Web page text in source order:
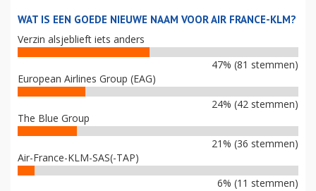
WAT IS EEN GOEDE NIEUWE NAAM VOOR AIR FRANCE-KLM?
Verzin alsjeblieft iets anders
47% (81 stemmen)
European Airlines Group (EAG)
24% (42 stemmen)
The Blue Group
21% (36 stemmen)
Air-France-KLM-SAS(-TAP)
6% (11 stemmen)